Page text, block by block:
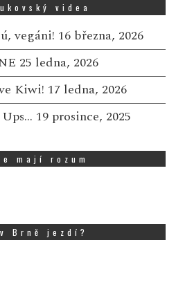
videa
vegáni! 16 března, 2026
25 ledna, 2026
Kiwi! 17 ledna, 2026
19 prosince, 2025
mají rozum
Brně jezdí?